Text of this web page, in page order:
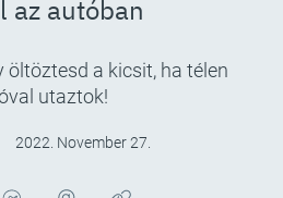
az autóban
öltöztesd a kicsit, ha télen
utaztok!
2022. November 27.